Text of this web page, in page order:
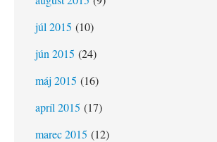
júl 2015 (10)
jún 2015 (24)
máj 2015 (16)
apríl 2015 (17)
marec 2015 (12)